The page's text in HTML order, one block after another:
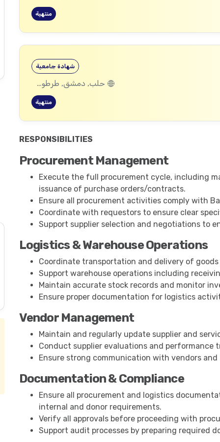
منتهية
شهادة جامعية
حلب, دمشق, طرطوس, ريف دمشق, ديرالزور, درعا, السويداء, إدلب, القنيطرة, اللاذقية, الرقة, حمص, الحسكة, حماة
منتهية
RESPONSIBILITIES
Procurement Management
Execute the full procurement cycle, including
issuance of purchase orders/contracts.
Ensure all procurement activities comply with
Coordinate with requestors to ensure clear
Support supplier selection and negotiations to
Logistics & Warehouse Operations
Coordinate transportation and delivery of
Support warehouse operations including
Maintain accurate stock records and monitor
Ensure proper documentation for logistics
Vendor Management
Maintain and regularly update supplier and
Conduct supplier evaluations and performance
Ensure strong communication with vendors
Documentation & Compliance
Ensure all procurement and logistics
internal and donor requirements.
Verify all approvals before proceeding with
Support audit processes by preparing required